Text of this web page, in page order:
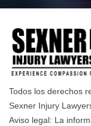
Todos los derechos
Sexner Injury
Aviso legal: La